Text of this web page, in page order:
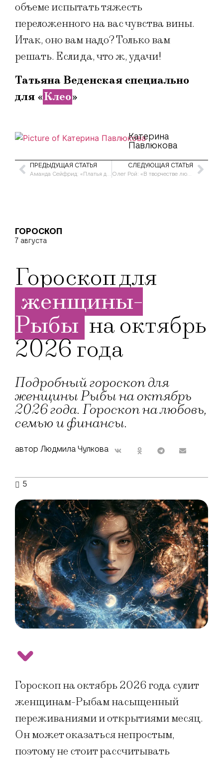
объеме испытать тяжесть
переложенного на вас чувства вины.
Итак, оно вам надо? Только вам
решать. Если да, что ж, удачи!
Татьяна Веденская специально
для «Клео»
Катерина
Павлюкова
ПРЕДЫДУЩАЯ СТАТЬЯ
Аманда Сейфрид: «Платья для важных церемоний выбираю не я»
СЛЕДУЮЩАЯ СТАТЬЯ
Олег Рой: «В творчестве люблю абсолютный бардак»
ГОРОСКОП
7 августа
Гороскоп для
женщины-
Рыбы на октябрь
2026 года
Подробный гороскоп для
женщины Рыбы на октябрь
2026 года. Гороскоп на любовь,
семью и финансы.
автор Людмила Чулкова
5
Гороскоп на октябрь 2026 года сулит
женщинам-Рыбам насыщенный
переживаниями и открытиями месяц.
Он может оказаться непростым,
поэтому не стоит рассчитывать